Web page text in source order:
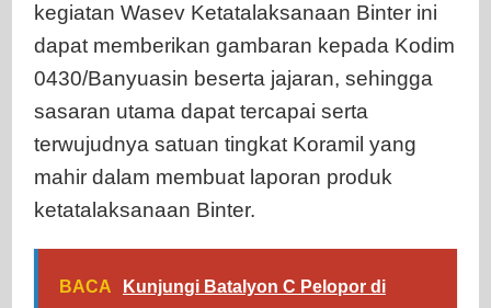
kegiatan Wasev Ketatalaksanaan Binter ini
dapat memberikan gambaran kepada Kodim
0430/Banyuasin beserta jajaran, sehingga
sasaran utama dapat tercapai serta
terwujudnya satuan tingkat Koramil yang
mahir dalam membuat laporan produk
ketatalaksanaan Binter.
BACA Kunjungi Batalyon C Pelopor di